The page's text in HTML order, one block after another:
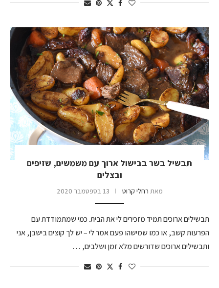
תבשיל בשר בבישול ארוך עם משמשים, שזיפים
ובצלים
מאת רחלי קרוט 13 בספטמבר 2020
תבשילים ארוכים תמיד מזכירים לי את הבית. כמי שמתמודדת עם
הפרעות קשב, או כמו שמישהו פעם אמר לי – יש לך קוצים בישבן, אני
ותבשילים ארוכים שדורשים מלא זמן ושלבים, …